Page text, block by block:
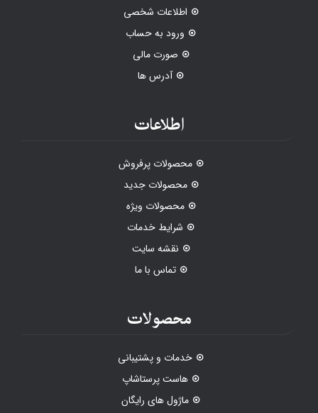
اطلاعات شخصی
ورود به حساب
صورت مالی
آدرس ها
اطلاعات
محصولات پرفروش
محصولات جدید
محصولات ویژه
شرایط خدمات
نقشه سایت
تماس با ما
محصولات
خدمات و پشتیبانی
هاست پرستاشاپ
ماژول های رایگان